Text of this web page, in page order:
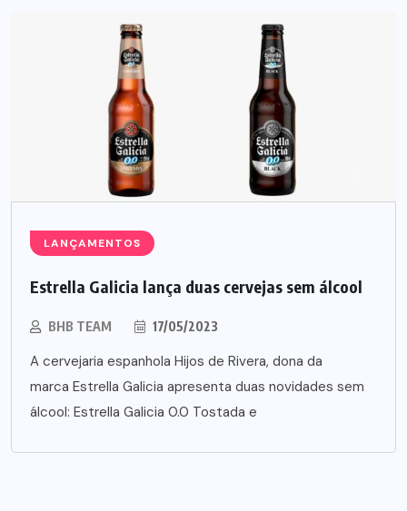
LANÇAMENTOS
Estrella Galicia lança duas cervejas sem álcool
BHB TEAM 17/05/2023
A cervejaria espanhola Hijos de Rivera, dona da
marca Estrella Galicia apresenta duas novidades sem
álcool: Estrella Galicia 0.0 Tostada e